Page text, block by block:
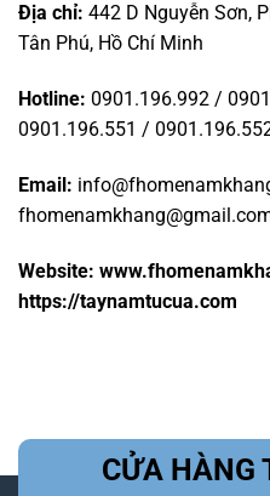
Địa chỉ: 442 D Nguyễn Sơn,
Tân Phú, Hồ Chí Minh
Hotline: 0901.196.992 /
0901.196.551 /
Email:
Website:
https://taynamtucua.com
CỬA HÀNG